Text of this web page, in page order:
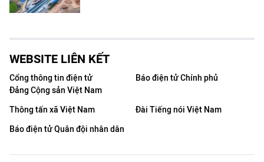
WEBSITE LIÊN KẾT
Cổng thông tin điện tử
Đảng Cộng sản Việt Nam
Báo điện tử Chính phủ
Thông tấn xã Việt Nam
Đài Tiếng nói Việt Nam
Báo điện tử Quân đội nhân dân